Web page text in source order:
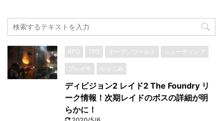
RPG TPS オープンワールド シューティング
プレイ中 やりこみ
ディビジョン2 レイド2 The Foundry リ
ーク情報！次期レイドのボスの詳細が明
らかに！